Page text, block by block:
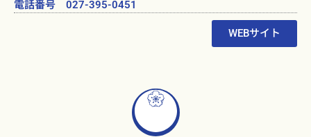
電話番号 027-395-0451
WEBサイト